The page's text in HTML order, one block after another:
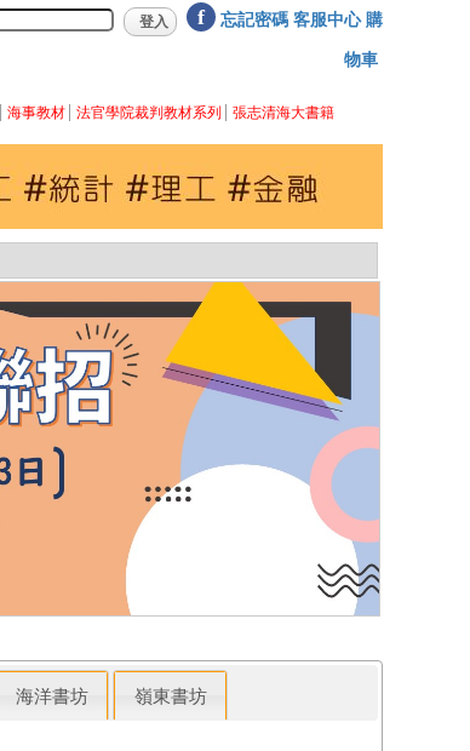
f 忘記密碼 客服中心 購
物車
海事教材 法官學院裁判教材系列 張志清海大書籍
海洋書坊 嶺東書坊